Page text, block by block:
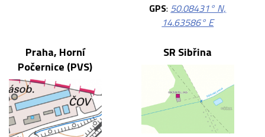
GPS: 50.08431° N,
14.63586° E
Praha, Horní
Počernice (PVS)
SR Sibřina